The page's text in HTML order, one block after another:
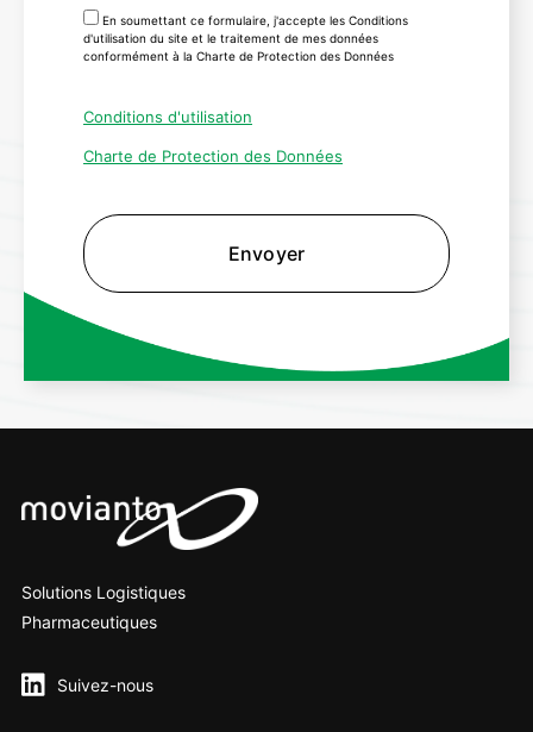
En soumettant ce formulaire, j'accepte les Conditions
d'utilisation du site et le traitement de mes données
conformément à la Charte de Protection des Données
Conditions d'utilisation
Charte de Protection des Données
Solutions Logistiques
Pharmaceutiques
Suivez-nous